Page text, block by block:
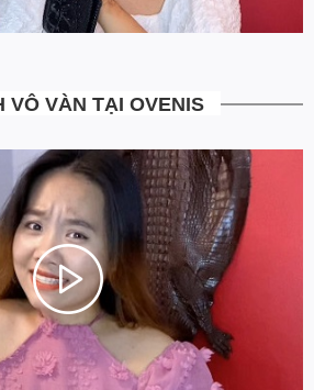
VÔ VÀN TẠI OVENIS